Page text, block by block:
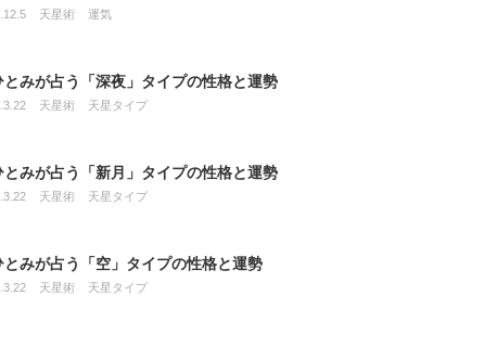
天星術 運気
とみが占う「深夜」タイプの性格と運勢
天星術 天星タイプ
とみが占う「新月」タイプの性格と運勢
天星術 天星タイプ
とみが占う「空」タイプの性格と運勢
天星術 天星タイプ